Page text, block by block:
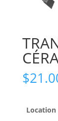
$
Location